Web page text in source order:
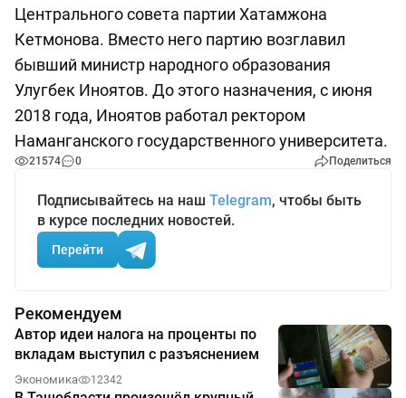
Центрального совета партии Хатамжона
Кетмонова. Вместо него партию возглавил
бывший министр народного образования
Улугбек Иноятов. До этого назначения, с июня
2018 года, Иноятов работал ректором
Наманганского государственного университета.
21574 0 Поделиться
Подписывайтесь на наш Telegram, чтобы быть
в курсе последних новостей.
Перейти
Рекомендуем
Автор идеи налога на проценты по
вкладам выступил с разъяснением
Экономика 12342